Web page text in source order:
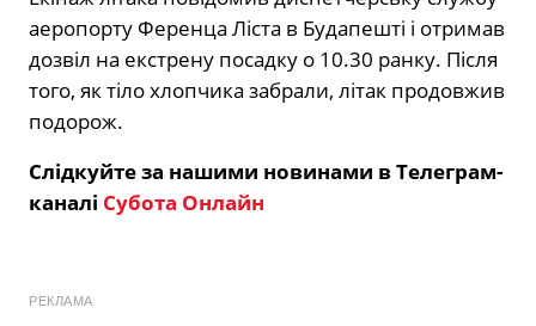
аеропорту Ференца Ліста в Будапешті і отримав
дозвіл на екстрену посадку о 10.30 ранку. Після
того, як тіло хлопчика забрали, літак продовжив
подорож.
Слідкуйте за нашими новинами в Телеграм-
каналі Субота Онлайн
РЕКЛАМА